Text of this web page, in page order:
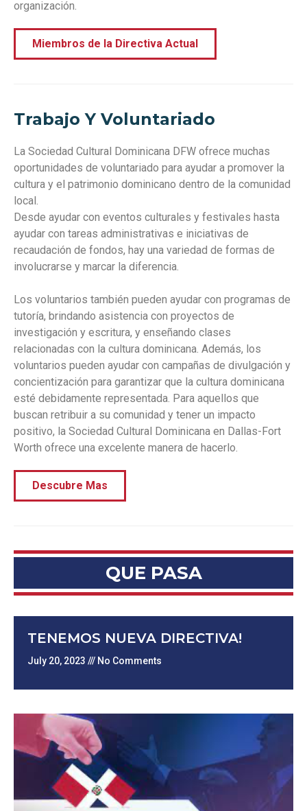
organización.
Miembros de la Directiva Actual
Trabajo Y Voluntariado
La Sociedad Cultural Dominicana DFW ofrece muchas
oportunidades de voluntariado para ayudar a promover la
cultura y el patrimonio dominicano dentro de la comunidad
local.
Desde ayudar con eventos culturales y festivales hasta
ayudar con tareas administrativas e iniciativas de
recaudación de fondos, hay una variedad de formas de
involucrarse y marcar la diferencia.
Los voluntarios también pueden ayudar con programas de
tutoría, brindando asistencia con proyectos de
investigación y escritura, y enseñando clases
relacionadas con la cultura dominicana. Además, los
voluntarios pueden ayudar con campañas de divulgación y
concientización para garantizar que la cultura dominicana
esté debidamente representada. Para aquellos que
buscan retribuir a su comunidad y tener un impacto
positivo, la Sociedad Cultural Dominicana en Dallas-Fort
Worth ofrece una excelente manera de hacerlo.
Descubre Mas
QUE PASA
TENEMOS NUEVA DIRECTIVA!
July 20, 2023 No Comments